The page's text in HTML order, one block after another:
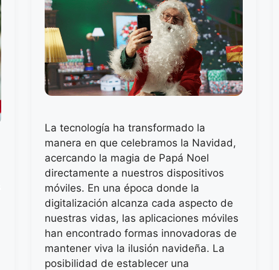
La tecnología ha transformado la
manera en que celebramos la Navidad,
acercando la magia de Papá Noel
directamente a nuestros dispositivos
móviles. En una época donde la
digitalización alcanza cada aspecto de
nuestras vidas, las aplicaciones móviles
han encontrado formas innovadoras de
mantener viva la ilusión navideña. La
posibilidad de establecer una